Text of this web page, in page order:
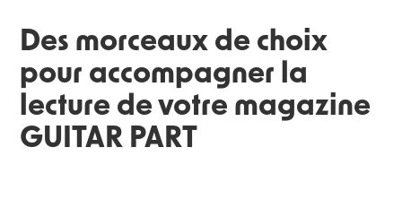
Des morceaux de choix
pour accompagner la
lecture de votre magazine
GUITAR PART